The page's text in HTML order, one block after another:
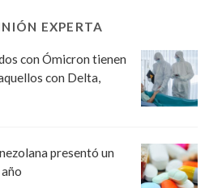
EXPERTA
con Ómicron tienen
con Delta,
presentó un